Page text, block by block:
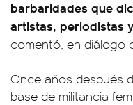
barbaridades que
artistas, periodistas
comentó, en diálogo
Once años después
base de militancia